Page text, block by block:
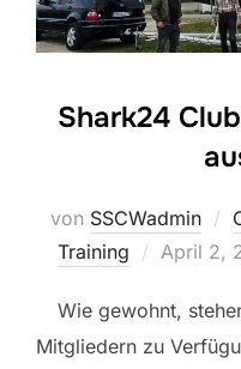
Shark24
von SSCWadmin
Training
April 2,
Wie gewohnt,
Mitgliedern zu